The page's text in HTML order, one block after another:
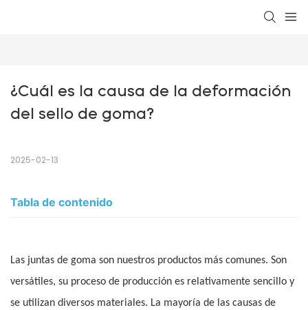
¿Cuál es la causa de la deformación
del sello de goma?
2025-02-13
Tabla de contenido
Las juntas de goma son nuestros productos más comunes. Son
versátiles, su proceso de producción es relativamente sencillo y
se utilizan diversos materiales. La mayoría de las causas de